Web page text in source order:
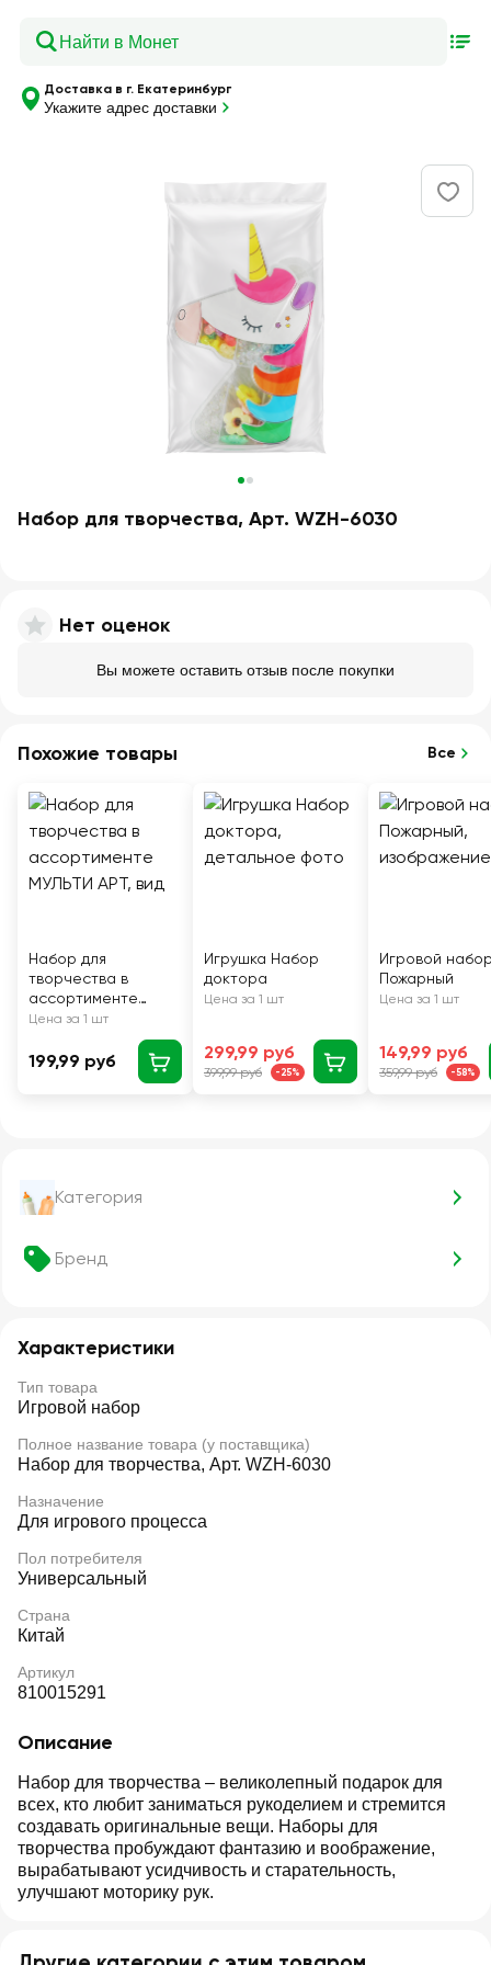
Доставка в г. Екатеринбург
Укажите адрес доставки
Набор для творчества, Арт. WZH-6030
Нет оценок
Вы можете оставить отзыв после покупки
Категория
Бренд
Характеристики
Тип товара
Игровой набор
Полное название товара (у поставщика)
Набор для творчества, Арт. WZH-6030
Назначение
Для игрового процесса
Пол потребителя
Универсальный
Страна
Китай
Артикул
810015291
Описание
Набор для творчества – великолепный подарок для
всех, кто любит заниматься рукоделием и стремится
создавать оригинальные вещи. Наборы для
творчества пробуждают фантазию и воображение,
вырабатывают усидчивость и старательность,
улучшают моторику рук.
Похожие товары Все
Набор для
творчества в
ассортименте
МУЛЬТИ АРТ
Цена за 1 шт
199,99 руб
Игрушка Набор
доктора
Цена за 1 шт
299,99 руб
399,99 руб -25%
Игровой
Пожарный
Цена за 1 шт
149,99 руб
359,99 руб -58%